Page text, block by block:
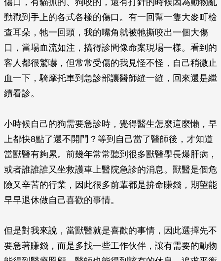
傷口，有貓抓的、狗咬的，還有打針的時候因為動物亂
動戳到手上的各式各樣的傷口。有一回幫一隻大麥町檢
查耳朵，牠一回頭，我的嘴角就被牠撕咬出一個大傷
口，當場血流如注，搞得診間像命案現場一樣。看到的
客人都很驚嚇，但常常受傷的我見怪不怪，自己稍微止
血一下，騎摩托車到急診部讓醫師縫一縫，回來還是繼
續看診。
小時候自己的狗需要急診時，覺得醫生怎麼這麼懶，早
上都快8點了還不開門？等到自己當了醫師後，才知道
當獸醫有夠累。前幾年常常聽到很多獸醫學長爆肝病，
或者誰誰誰又坐救護車上醫院急診的消息。獸醫是個危
險又辛苦的行業，因此很多前輩都是拚命賺錢，期望能
早早退休做自己喜歡的事情。
但是對我來說，當獸醫就是喜歡的事情，因此選擇先不
要急著賺錢，而是多找一些工作伙伴，讓有需要的動物